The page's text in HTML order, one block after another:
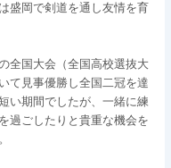
盛岡で剣道を通し友情を育
全国大会（全国高校選抜大
て見事優勝し全国二冠を達
い期間でしたが、一緒に練
過ごしたりと貴重な機会を